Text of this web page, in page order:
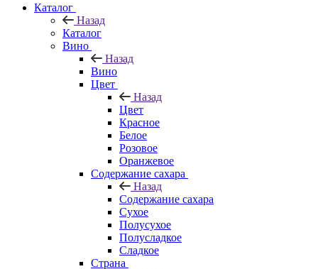
Каталог
Назад
Каталог
Вино
Назад
Вино
Цвет
Назад
Цвет
Красное
Белое
Розовое
Оранжевое
Содержание сахара
Назад
Содержание сахара
Сухое
Полусухое
Полусладкое
Сладкое
Страна